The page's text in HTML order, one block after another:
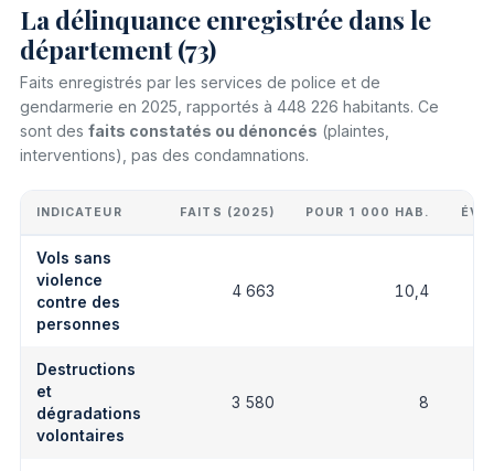
La délinquance enregistrée dans le
département (73)
Faits enregistrés par les services de police et de
gendarmerie en 2025, rapportés à 448 226 habitants. Ce
sont des faits constatés ou dénoncés (plaintes,
interventions), pas des condamnations.
INDICATEUR FAITS (2025) POUR 1 000 HAB.
Vols sans
violence
contre des
personnes
4 663 10,4
Destructions
et
dégradations
volontaires
3 580 8